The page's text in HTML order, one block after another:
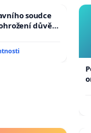
soudce
důvěry